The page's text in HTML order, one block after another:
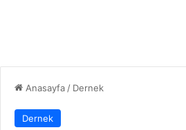
Anasayfa/ Dernek
Dernek